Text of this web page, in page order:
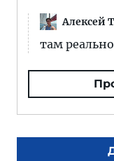
Алексей
там